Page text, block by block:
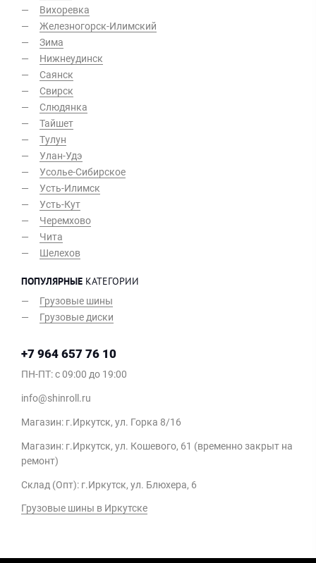
Вихоревка
Железногорск-Илимский
Зима
Нижнеудинск
Саянск
Свирск
Слюдянка
Тайшет
Тулун
Улан-Удэ
Усолье-Сибирское
Усть-Илимск
Усть-Кут
Черемхово
Чита
Шелехов
ПОПУЛЯРНЫЕ КАТЕГОРИИ
Грузовые шины
Грузовые диски
+7 964 657 76 10
ПН-ПТ: c 09:00 до 19:00
info@shinroll.ru
Магазин: г.Иркутск, ул. Горка 8/16
Магазин: г.Иркутск, ул. Кошевого, 61 (временно закрыт на
ремонт)
Склад (Опт): г.Иркутск, ул. Блюхера, 6
Грузовые шины в Иркутске